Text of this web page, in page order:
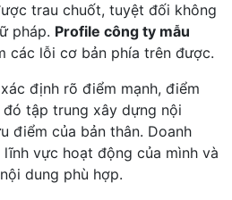
trau chuốt, tuyệt đối không
pháp. Profile công ty mẫu
các lỗi cơ bản phía trên được.
định rõ điểm mạnh, điểm
đó tập trung xây dựng nội
điểm của bản thân. Doanh
vực hoạt động của mình và
dung phù hợp.